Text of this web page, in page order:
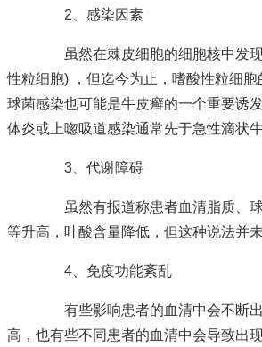
2、感染因素
虽然在棘皮细胞的细胞核中发现
性粒细胞) ，但迄今为止，嗜酸性粒细
球菌感染也可能是牛皮癣的一个重要诱
体炎或上唿吸道感染通常先于急性滴状
3、代谢障碍
虽然有报道称患者血清脂质、球
等升高，叶酸含量降低，但这种说法并未
4、免疫功能紊乱
有些影响患者的血清中会不断出
高，也有些不同患者的血清中会导致出